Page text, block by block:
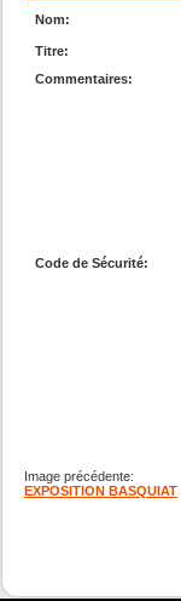
Nom:
Titre:
Commentaires:
Code de Sécurité:
Image précédente:
EXPOSITION BASQUIAT